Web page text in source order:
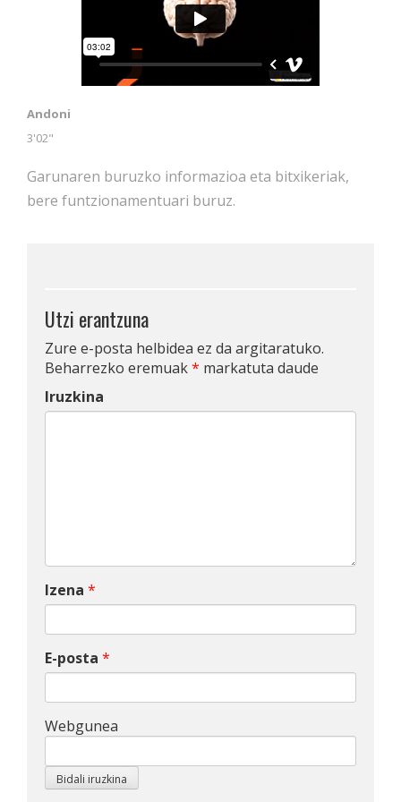
Andoni
3'02"
Garunaren buruzko informazioa eta bitxikeriak,
bere funtzionamentuari buruz.
Utzi erantzuna
Zure e-posta helbidea ez da argitaratuko.
Beharrezko eremuak* markatuta daude
Iruzkina
Izena *
E-posta *
Webgunea